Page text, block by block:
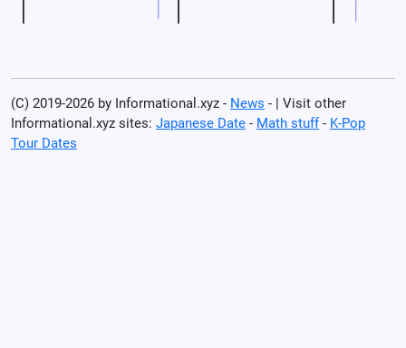
(C) 2019-2026 by Informational.xyz - News - | Visit other
Informational.xyz sites: Japanese Date - Math stuff- K-Pop
Tour Dates